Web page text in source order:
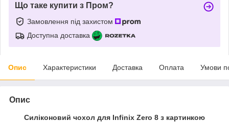
Що таке купити з Пром?
Замовлення під захистом
Доступна доставка
Опис Характеристики Доставка Оплата Умови
Опис
Силіконовий чохол для Infinix Zero 8 з картинкою